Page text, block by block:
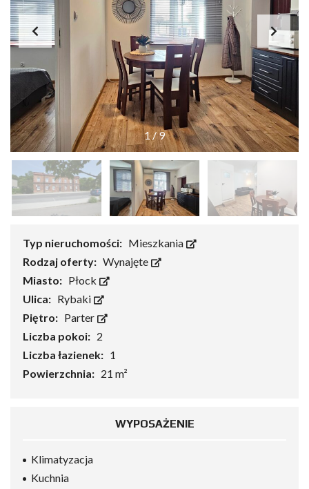
1/9
Typ nieruchomości: Mieszkania
Rodzaj oferty: Wynajęte
Miasto: Płock
Ulica: Rybaki
Piętro: Parter
Liczba pokoi: 2
Liczba łazienek: 1
Powierzchnia: 21 m²
WYPOSAŻENIE
Klimatyzacja
Kuchnia